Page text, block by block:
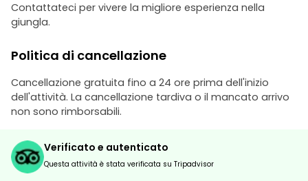
Contattateci per vivere la migliore esperienza nella
giungla.
Politica di cancellazione
Cancellazione gratuita fino a 24 ore prima dell'inizio
dell'attività. La cancellazione tardiva o il mancato arrivo
non sono rimborsabili.
Verificato e autenticato
Questa attività è stata verificata su Tripadvisor